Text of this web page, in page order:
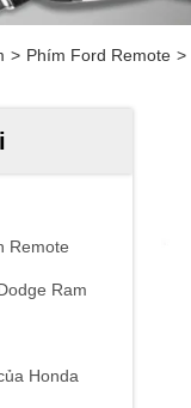
> Phím Ford Remote >
Remote
Ram
Honda